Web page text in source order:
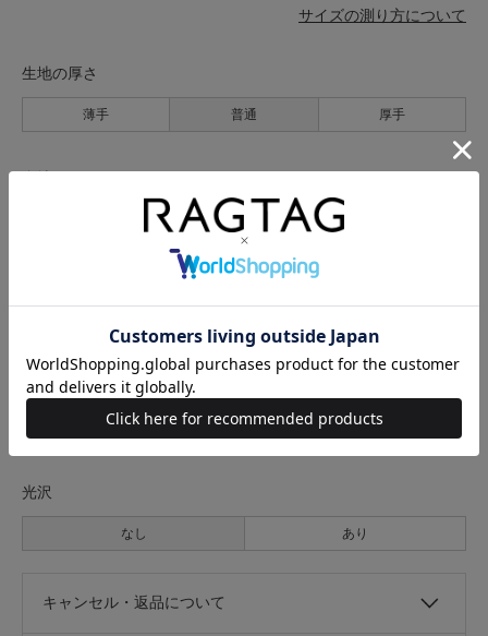
サイズの測り方について
生地の厚さ
薄手 普通 厚手
あり
伸縮性
なし あり
光沢
なし あり
キャンセル・返品について